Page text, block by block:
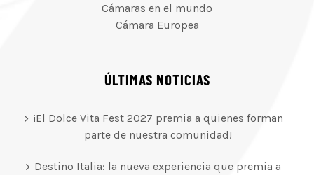
Cámaras en el mundo
Cámara Europea
ÚLTIMAS NOTICIAS
¡El Dolce Vita Fest 2027 premia a quienes forman
parte de nuestra comunidad!
Destino Italia: la nueva experiencia que premia a